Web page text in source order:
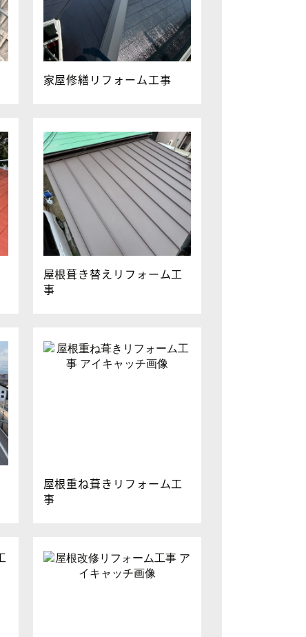
家屋修繕リフォーム工事
屋根葺き替えリフォーム工
事
屋根重ね葺きリフォーム工
事